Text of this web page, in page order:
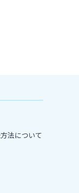
法について